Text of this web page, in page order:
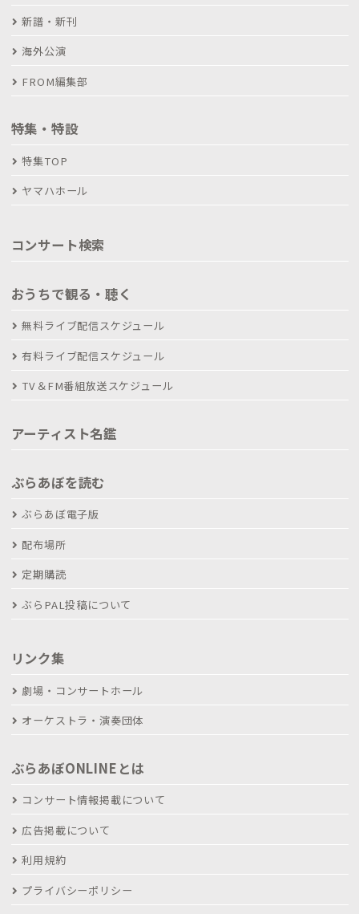
新譜・新刊
海外公演
FROM編集部
特集・特設
特集TOP
ヤマハホール
コンサート検索
おうちで観る・聴く
無料ライブ配信スケジュール
有料ライブ配信スケジュール
TV＆FM番組放送スケジュール
アーティスト名鑑
ぶらあぼを読む
ぶらあぼ電子版
配布場所
定期購読
ぶらPAL投稿について
リンク集
劇場・コンサートホール
オーケストラ・演奏団体
ぶらあぼONLINEとは
コンサート情報掲載について
広告掲載について
利用規約
プライバシーポリシー